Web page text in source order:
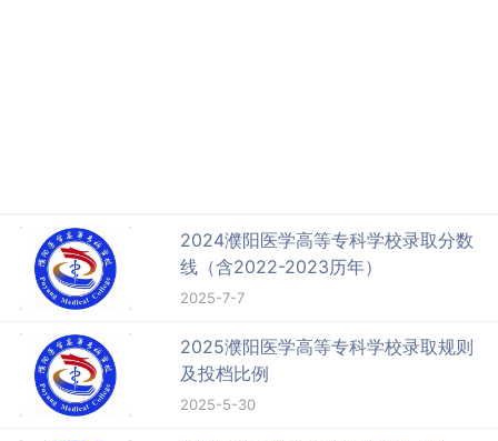
2024濮阳医学高等专科学校录取分数
线（含2022-2023历年）
2025-7-7
2025濮阳医学高等专科学校录取规则
及投档比例
2025-5-30